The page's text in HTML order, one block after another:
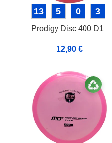
13 5 0 3
Prodigy Disc 400 D1
12,90 €